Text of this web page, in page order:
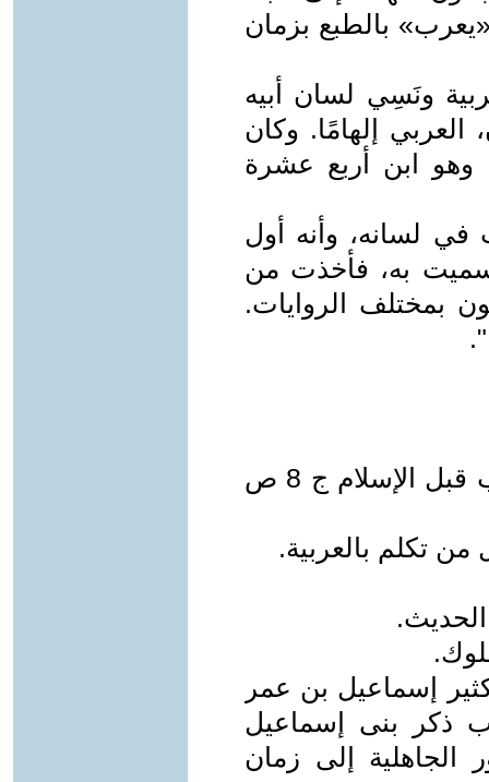
بالطبع بزمان
ونَسِي لسان أبيه
إلهامًا. وكان
وهو ابن أربع عشرة
لسانه، وأنه أول
سميت به، فأخذت من
بمختلف الروايات.
- جواد علي، المفصل في تاريخ العرب قبل الإسلام ج 8 ص
تكلم بالعربية.
كثير إسماعيل بن عمر
سنة 774هـ - باب ذكر بنى إسماعيل
إلى زمان